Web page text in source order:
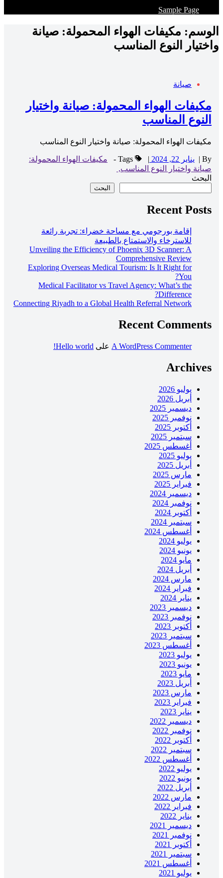
Sample Page
الوسم: مكيفات الهواء المحمولة: صيانة
واختيار النوع المناسب
صيانة
مكيفات الهواء المحمولة: صيانة واختيار
النوع المناسب
مكيفات الهواء المحمولة: صيانة واختيار النوع المناسب
By
| يناير 22, 2024 |
مكيفات الهواء المحمولة:
صيانة واختيار النوع المناسب,
البحث
البحث
Recent Posts
إقامة بورجومي مع مساحة خضراء: تجربة رائعة
للاسترخاء والاستمتاع بالطبيعة
Unveiling the Efficiency of Phoenix 3D Scanner: A
Comprehensive Review
Exploring Overseas Medical Tourism: Is It Right for
You?
Medical Facilitator vs Travel Agency: What’s the
Difference?
Connecting Riyadh to a Global Health Referral Network
Recent Comments
A WordPress Commenter على Hello world!
Archives
يوليو 2026
أبريل 2026
ديسمبر 2025
نوفمبر 2025
أكتوبر 2025
سبتمبر 2025
أغسطس 2025
يوليو 2025
أبريل 2025
مارس 2025
فبراير 2025
ديسمبر 2024
نوفمبر 2024
أكتوبر 2024
سبتمبر 2024
أغسطس 2024
يوليو 2024
يونيو 2024
مايو 2024
أبريل 2024
مارس 2024
فبراير 2024
يناير 2024
ديسمبر 2023
نوفمبر 2023
أكتوبر 2023
سبتمبر 2023
أغسطس 2023
يوليو 2023
يونيو 2023
مايو 2023
أبريل 2023
مارس 2023
فبراير 2023
يناير 2023
ديسمبر 2022
نوفمبر 2022
أكتوبر 2022
سبتمبر 2022
أغسطس 2022
يوليو 2022
يونيو 2022
أبريل 2022
مارس 2022
فبراير 2022
يناير 2022
ديسمبر 2021
نوفمبر 2021
أكتوبر 2021
سبتمبر 2021
أغسطس 2021
يوليو 2021